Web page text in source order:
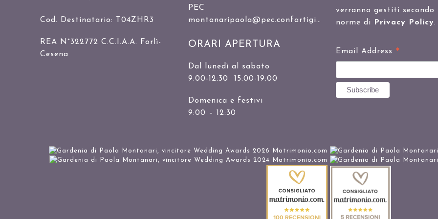
Cod. Destinatario: T04ZHR3
REA N°322772 C.C.I.A.A. Forlì-
Cesena
PEC
montanaripaola@pec.confartigianato.it
ORARI APERTURA
Dal lunedì al sabato
9:00-12:30 15:00-19:00
Domenica e festivi
9:00 – 12:30
verranno gestiti secondo
norme di
Privacy Policy.
Email Address *